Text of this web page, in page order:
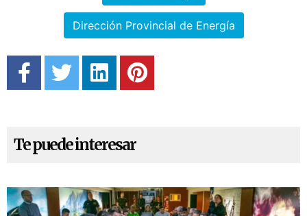
Dirección Provincial de Energía
Te puede interesar